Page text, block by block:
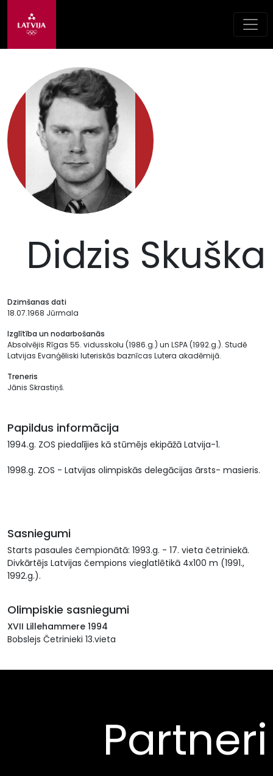
Didzis Skuška
Dzimšanas dati
18.07.1968 Jūrmala
Izglītība un nodarbošanās
Absolvējis Rīgas 55. vidusskolu (1986.g.) un LSPA (1992.g.). Studē
Latvijas Evanģēliski luteriskās baznīcas Lutera akadēmijā.
Treneris
Jānis Skrastiņš.
Papildus informācija
1994.g. ZOS piedalījies kā stūmējs ekipāžā Latvija-1.
1998.g. ZOS - Latvijas olimpiskās delegācijas ārsts- masieris.
Sasniegumi
Starts pasaules čempionātā: 1993.g. - 17. vieta četriniekā.
Divkārtējs Latvijas čempions vieglatlētikā 4x100 m (1991.,
1992.g.).
Olimpiskie sasniegumi
XVII Lillehammere 1994
Bobslejs Četrinieki 13.vieta
Partneri